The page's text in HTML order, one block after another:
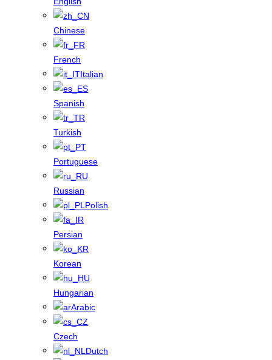
Chinese
French
Italian
Spanish
Turkish
Portuguese
Russian
Polish
Persian
Korean
Hungarian
Arabic
Czech
Dutch